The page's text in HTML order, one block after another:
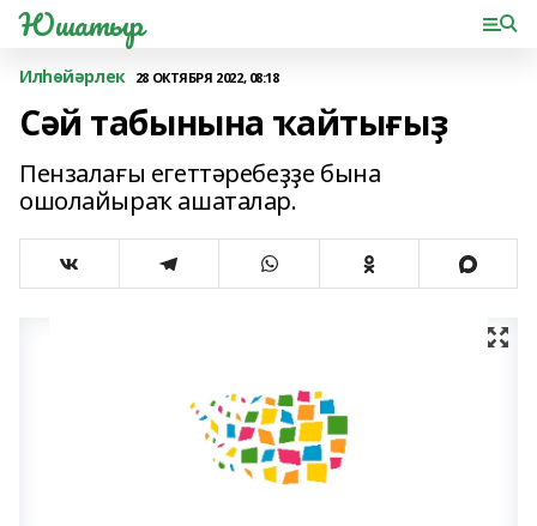
Юшатыр
Илһөйәрлек 28 ОКТЯБРЯ 2022, 08:18
Сәй табынына ҡайтығыҙ
Пензалағы егеттәребеҙҙе бына
ошолайыраҡ ашаталар.